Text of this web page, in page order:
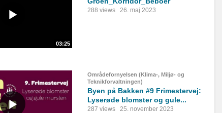
03:25
288 views 26. maj 2023
Områdefornyelsen (Klima-, Miljø- og
Teknikforvaltningen)
Byen på Bakken #9 Frimestervej:
Lyserøde blomster og gule...
287 views 25. november 2023